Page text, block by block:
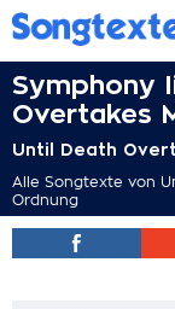
Symphony
Overtakes
Until Death
Alle Songtexte von
Ordnung